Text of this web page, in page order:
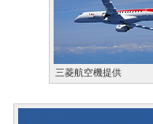
三菱航空機提供